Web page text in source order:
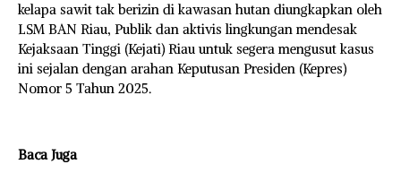
kelapa sawit tak berizin di kawasan hutan diungkapkan oleh
LSM BAN Riau, Publik dan aktivis lingkungan mendesak
Kejaksaan Tinggi (Kejati) Riau untuk segera mengusut kasus
ini sejalan dengan arahan Keputusan Presiden (Kepres)
Nomor 5 Tahun 2025.
Baca Juga